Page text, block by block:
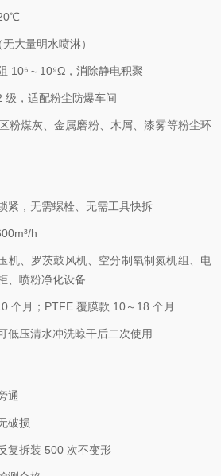
大量明水喷淋）
10⁶～10⁹Ω，消除静电积聚
级，适配粉尘防爆车间
粉煤灰、金属磨粉、木屑、漆雾等粉尘环
紧，无需螺栓、无需工具快拆
h
机、罗茨鼓风机、空分制氧制氮机组、电
、喷粉净化设备
个月；PTFE 覆膜款 10～18 个月
低压清水冲洗晾干后二次使用
通
破损
复拆装 500 次不变形